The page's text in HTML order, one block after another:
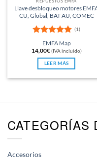
Llave desbloqueo motores
CU, Global, BAT AU, COMEC
Valorado
con5de 5
(1)
EMFA Map
14,00€ (IVA incluido)
LEER MÁS
CATEGORÍAS
Accesorios